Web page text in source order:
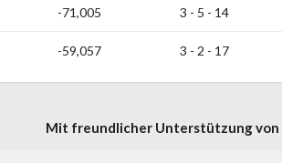
-71,005 3 - 5 - 14
-59,057 3 - 2 - 17
Mit freundlicher Unterstützung von